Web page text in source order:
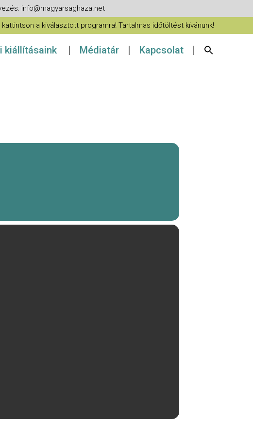
info@magyarsaghaza.net
a kiválasztott programra! Tartalmas időtöltést kívánunk!
kiállításaink Médiatár Kapcsolat